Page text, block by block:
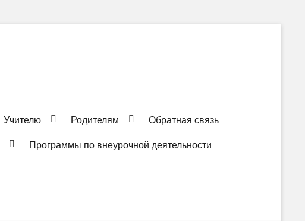
Учителю Родителям
Обратная связь
Программы по внеурочной деятельности